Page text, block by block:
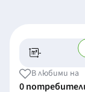
-
В любими на
0